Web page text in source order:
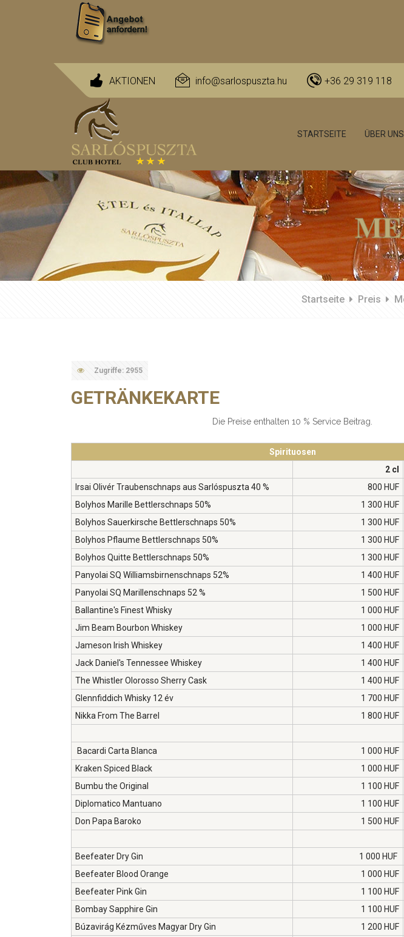
AKTIONEN info@sarlospuszta.hu +36 29 319 118
STARTSEITE ÜBER UNS
Startseite Preis
Zugriffe: 2955
GETRÄNKEKARTE
Die Preise enthalten 10 % Service Beitrag.
Spirituosen
2 cl
Irsai Olivér Traubenschnaps aus Sarlóspuszta 40 %
800 HUF
Bolyhos Marille Bettlerschnaps 50%
1 300 HUF
Bolyhos Sauerkirsche Bettlerschnaps 50%
1 300 HUF
Bolyhos Pflaume Bettlerschnaps 50%
1 300 HUF
Bolyhos Quitte Bettlerschnaps 50%
1 300 HUF
Panyolai SQ Williamsbirnenschnaps 52%
1 400 HUF
Panyolai SQ Marillenschnaps 52 %
1 500 HUF
Ballantine's Finest Whisky
1 000 HUF
Jim Beam Bourbon Whiskey
1 000 HUF
Jameson Irish Whiskey
1 400 HUF
Jack Daniel's Tennessee Whiskey
1 400 HUF
The Whistler Olorosso Sherry Cask
1 400 HUF
Glennfiddich Whisky 12 év
1 700 HUF
Nikka From The Barrel
1 800 HUF
Bacardi Carta Blanca 1 000 HUF
Kraken Spiced Black
1 000 HUF
Bumbu the Original
1 100 HUF
Diplomatico Mantuano
1 100 HUF
Don Papa Baroko
1 500 HUF
Beefeater Dry Gin 1 000 HUF
Beefeater Blood Orange
1 000 HUF
Beefeater Pink Gin
1 100 HUF
Bombay Sapphire Gin
1 100 HUF
Búzavirág Kézműves Magyar Dry Gin
1 200 HUF